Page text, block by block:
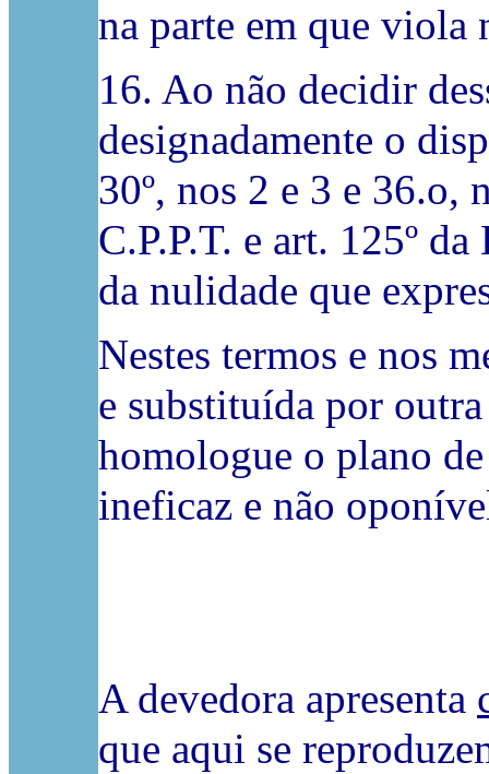
na parte em que viola
16. Ao não decidir
designadamente o
30º, nos 2 e 3 e 36.o,
C.P.P.T. e art. 125º
da nulidade que
Nestes termos e nos
e substituída por
homologue o plano
ineficaz e não
A devedora apresenta
que aqui se